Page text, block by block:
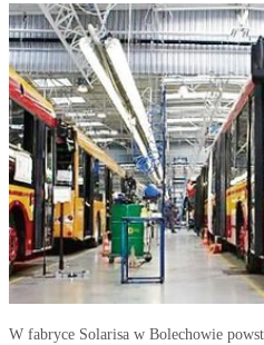
W fabryce Solarisa w Bolechowie